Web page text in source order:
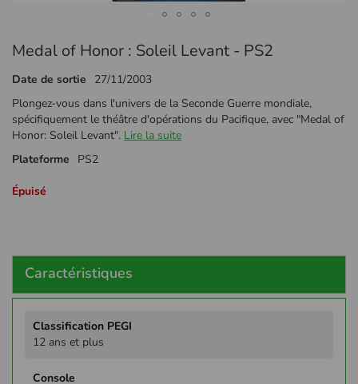
au
de
la
Galerie
d’images
Medal of Honor : Soleil Levant - PS2
Date de sortie
27/11/2003
Plongez-vous dans l'univers de la Seconde Guerre mondiale,
spécifiquement le théâtre d'opérations du Pacifique, avec "Medal of
Honor: Soleil Levant". Lire la suite
Plateforme
PS2
Épuisé
Caractéristiques
d'infos
12 ans et plus